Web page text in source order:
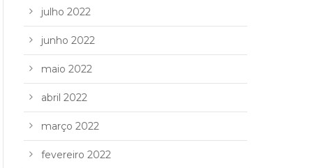
julho 2022
junho 2022
maio 2022
abril 2022
março 2022
fevereiro 2022